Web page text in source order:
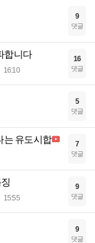
9
댓글
합니다
16:10
16
댓글
5
댓글
는 유도시합 7
댓글
15:55
9
댓글
9
댓글